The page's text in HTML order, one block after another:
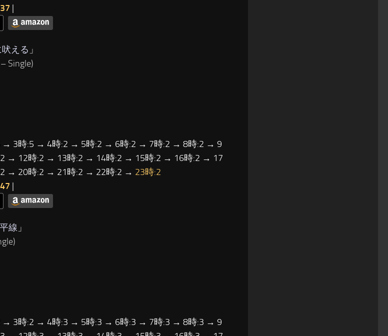
|
吠える 」
Single)
→ 3時:5 → 4時:2 → 5時:2 → 6時:2 → 7時:2 → 8時:2 → 9
→ 12時:2 → 13時:2 → 14時:2 → 15時:2 → 16時:2 → 17
→ 20時:2 → 21時:2 → 22時:2 → 23時:2
|
線 」
→ 3時:2 → 4時:3 → 5時:3 → 6時:3 → 7時:3 → 8時:3 → 9